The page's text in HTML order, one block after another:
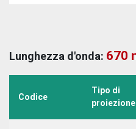
Lunghezza d'onda: 670
Codice
Tipo di
proiezione